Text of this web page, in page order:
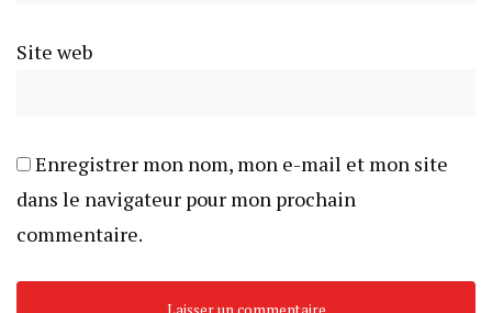
Site web
Enregistrer mon nom, mon e-mail et mon site
dans le navigateur pour mon prochain
commentaire.